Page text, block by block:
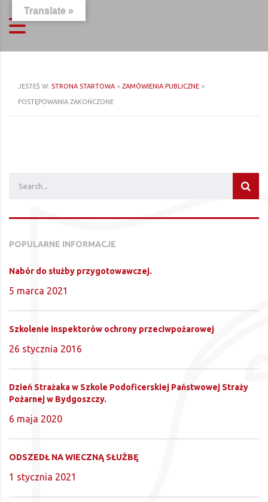
JESTEŚ W: STRONA STARTOWA > ZAMÓWIENIA PUBLICZNE >
POSTĘPOWANIA ZAKOŃCZONE
POPULARNE INFORMACJE
Nabór do służby przygotowawczej.
5 marca 2021
Szkolenie inspektorów ochrony przeciwpożarowej
26 stycznia 2016
Dzień Strażaka w Szkole Podoficerskiej Państwowej Straży
Pożarnej w Bydgoszczy.
6 maja 2020
ODSZEDŁ NA WIECZNĄ SŁUŻBĘ
1 stycznia 2021
Translate »